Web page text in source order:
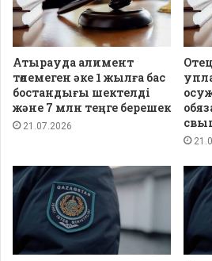
Атырауда алимент
төлемеген әке 1 жылға бас
бостандығы шектелді
және 7 млн теңге берешек
21.07.2026